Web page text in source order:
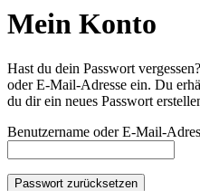
Mein Konto
Hast du dein Passwort
oder E-Mail-Adresse ein. Du
du dir ein neues Passwort
Benutzername oder E-Mail-
Passwort zurücksetzen